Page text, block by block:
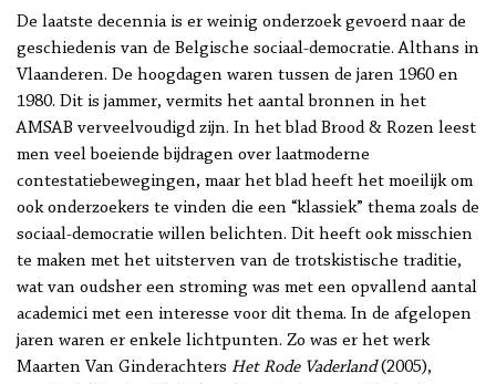
De laatste decennia is er weinig onderzoek gevoerd naar de
geschiedenis van de Belgische sociaal-democratie. Althans in
Vlaanderen. De hoogdagen waren tussen de jaren 1960 en
1980. Dit is jammer, vermits het aantal bronnen in het
AMSAB verveelvoudigd zijn. In het blad Brood & Rozen leest
men veel boeiende bijdragen over laatmoderne
contestatiebewegingen, maar het blad heeft het moeilijk om
ook onderzoekers te vinden die een “klassiek” thema zoals de
sociaal-democratie willen belichten. Dit heeft ook misschien
te maken met het uitsterven van de trotskistische traditie,
wat van oudsher een stroming was met een opvallend aantal
academici met een interesse voor dit thema. In de afgelopen
jaren waren er enkele lichtpunten. Zo was er het werk
Maarten Van Ginderachters Het Rode Vaderland(2005),